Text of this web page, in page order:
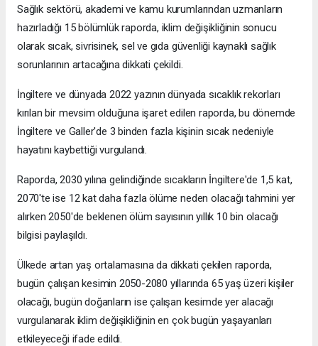
Sağlık sektörü, akademi ve kamu kurumlarından uzmanların
hazırladığı 15 bölümlük raporda, iklim değişikliğinin sonucu
olarak sıcak, sivrisinek, sel ve gıda güvenliği kaynaklı sağlık
sorunlarının artacağına dikkati çekildi.
İngiltere ve dünyada 2022 yazının dünyada sıcaklık rekorları
kırılan bir mevsim olduğuna işaret edilen raporda, bu dönemde
İngiltere ve Galler'de 3 binden fazla kişinin sıcak nedeniyle
hayatını kaybettiği vurgulandı.
Raporda, 2030 yılına gelindiğinde sıcakların İngiltere'de 1,5 kat,
2070'te ise 12 kat daha fazla ölüme neden olacağı tahmini yer
alırken 2050'de beklenen ölüm sayısının yıllık 10 bin olacağı
bilgisi paylaşıldı.
Ülkede artan yaş ortalamasına da dikkati çekilen raporda,
bugün çalışan kesimin 2050-2080 yıllarında 65 yaş üzeri kişiler
olacağı, bugün doğanların ise çalışan kesimde yer alacağı
vurgulanarak iklim değişikliğinin en çok bugün yaşayanları
etkileyeceği ifade edildi.